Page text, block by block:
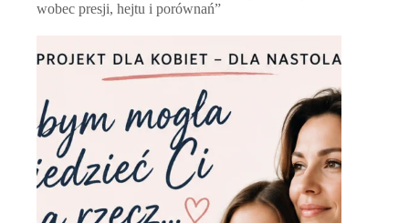
wobec presji, hejtu i porównań”